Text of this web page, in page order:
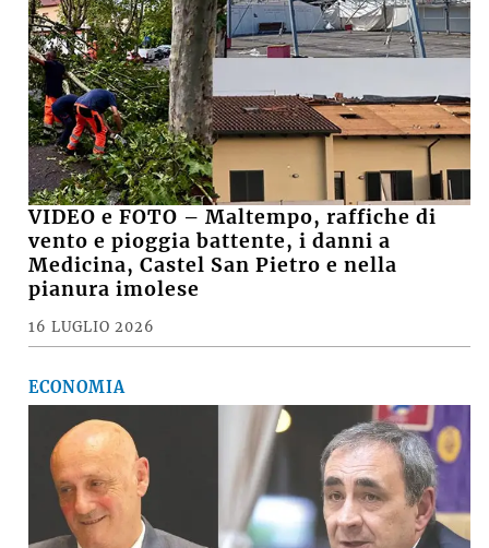
VIDEO e FOTO – Maltempo, raffiche di
vento e pioggia battente, i danni a
Medicina, Castel San Pietro e nella
pianura imolese
16 LUGLIO 2026
ECONOMIA